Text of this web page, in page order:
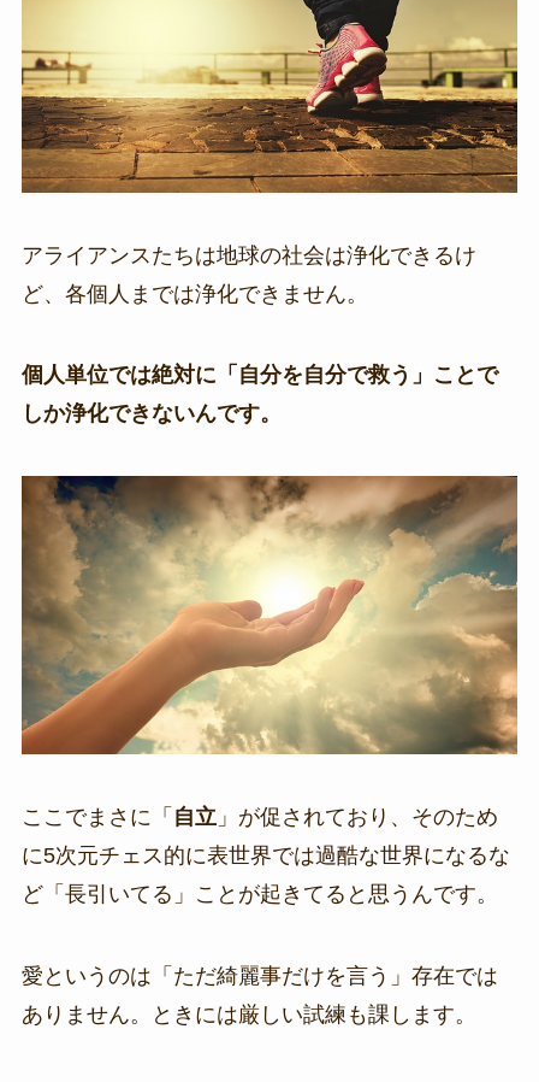
アライアンスたちは地球の社会は浄化できるけ
ど、各個人までは浄化できません。
個人単位では絶対に「自分を自分で救う」ことで
しか浄化できないんです。
ここでまさに「 自立」が促されており、そのため
に5次元チェス的に表世界では過酷な世界になるな
ど「長引いてる」ことが起きてると思うんです。
愛というのは「ただ綺麗事だけを言う」存在では
ありません。ときには厳しい試練も課します。